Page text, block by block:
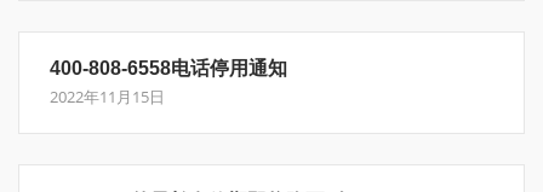
400-808-6558电话停用通知
2022年11月15日